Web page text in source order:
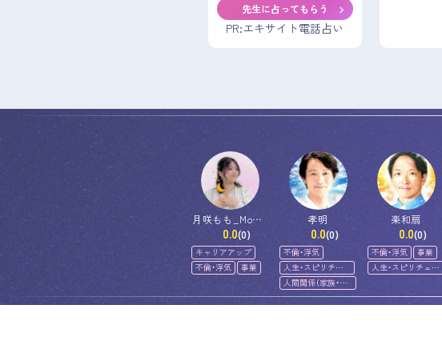
先生に占ってもらう
PR:エキサイト電話占い
月咲もも_Momo
Tsukisaki
0.0(0)
キャリアアップ
不倫・浮気
事業
孝明
0.0(0)
不倫・浮気
人生・スピリチュ
アル
人間関係（家族・友
人）
楽和扇
0.0(0)
不倫・浮気
事業
人生・スピリチュア
ル